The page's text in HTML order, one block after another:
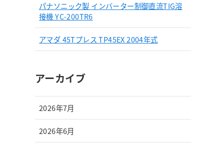
パナソニック製 インバーター制御直流TIG溶
接機 YC-200TR6
アマダ 45Tプレス TP45EX 2004年式
アーカイブ
2026年7月
2026年6月